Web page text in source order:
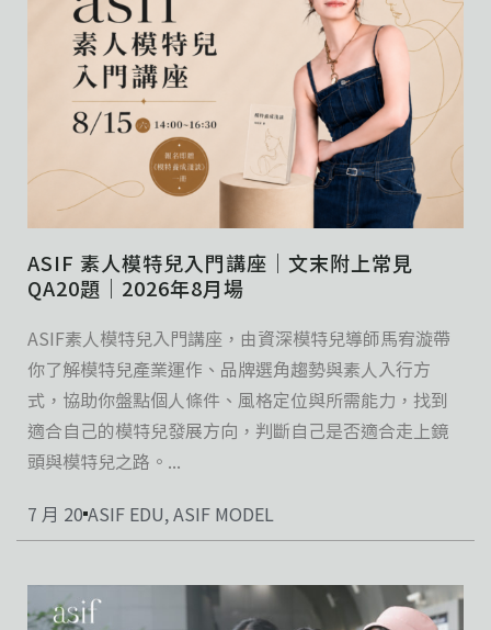
ASIF 素人模特兒入門講座｜文末附上常見
QA20題｜2026年8月場
ASIF素人模特兒入門講座，由資深模特兒導師馬宥漩帶
你了解模特兒產業運作、品牌選角趨勢與素人入行方
式，協助你盤點個人條件、風格定位與所需能力，找到
適合自己的模特兒發展方向，判斷自己是否適合走上鏡
頭與模特兒之路。...
7 月 20 ASIF EDU,ASIF MODEL